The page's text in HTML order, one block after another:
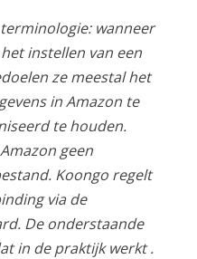
wanneer
instellen van een
ze meestal het
in Amazon te
te houden.
geen
Koongo regelt
via de
De onderstaande
in de praktijk werkt.